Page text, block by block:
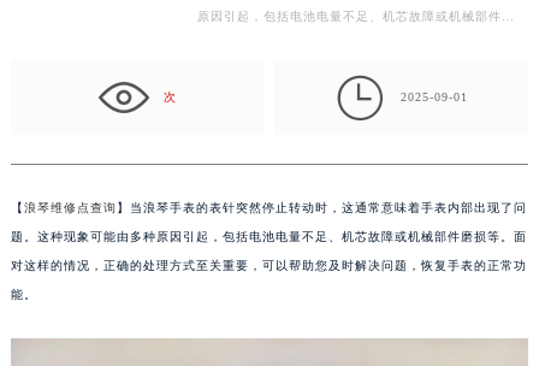
原因引起，包括电池电量不足、机芯故障或机械部件…
次  2025-09-01
【浪琴维修点查询】当浪琴手表的表针突然停止转动时，这通常意味着手表内部出现了问
题。这种现象可能由多种原因引起，包括电池电量不足、机芯故障或机械部件磨损等。面
对这样的情况，正确的处理方式至关重要，可以帮助您及时解决问题，恢复手表的正常功
能。